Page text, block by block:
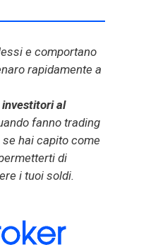
e comportano
rapidamente a
investitori al
fanno trading
hai capito come
di
i tuoi soldi.